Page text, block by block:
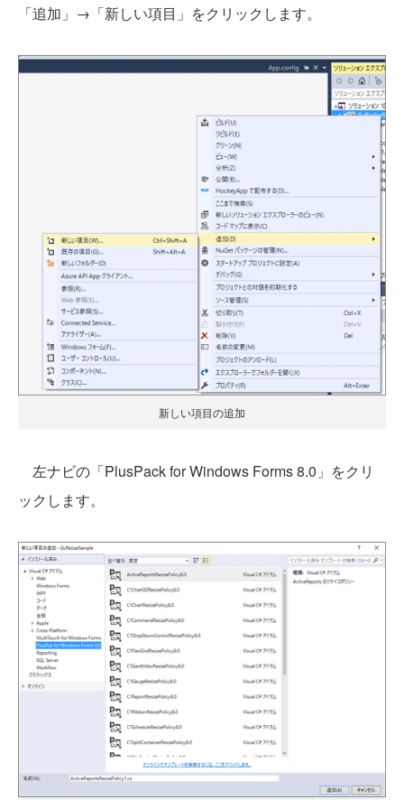
「追加」→「新しい項目」をクリックします。
新しい項目の追加
左ナビの「PlusPack for Windows Forms 8.0」をクリ
ックします。